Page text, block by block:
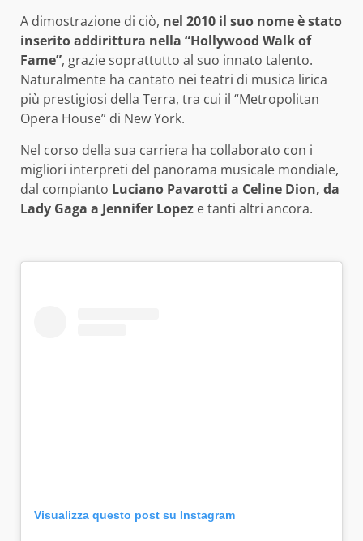
A dimostrazione di ciò, nel 2010 il suo nome è stato
inserito addirittura nella “Hollywood Walk of
Fame”, grazie soprattutto al suo innato talento.
Naturalmente ha cantato nei teatri di musica lirica
più prestigiosi della Terra, tra cui il “Metropolitan
Opera House” di New York.
Nel corso della sua carriera ha collaborato con i
migliori interpreti del panorama musicale mondiale,
dal compianto Luciano Pavarotti a Celine Dion, da
Lady Gaga a Jennifer Lopez e tanti altri ancora.
Visualizza questo post su Instagram